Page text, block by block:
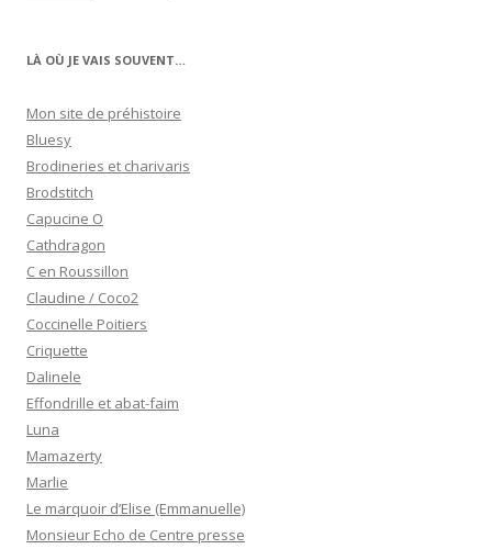
LÀ OÙ JE VAIS SOUVENT…
Mon site de préhistoire
Bluesy
Brodineries et charivaris
Brodstitch
Capucine O
Cathdragon
C en Roussillon
Claudine / Coco2
Coccinelle Poitiers
Criquette
Dalinele
Effondrille et abat-faim
Luna
Mamazerty
Marlie
Le marquoir d’Elise (Emmanuelle)
Monsieur Echo de Centre presse